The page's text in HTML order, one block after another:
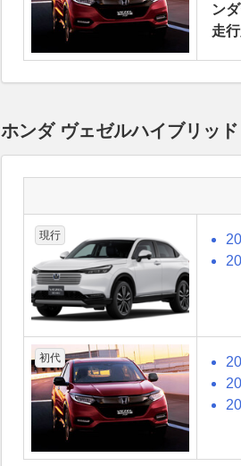
ン
走
ホンダ ヴェゼルハイブリッ
現行
初代